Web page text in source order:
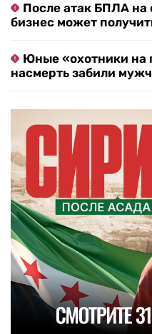
После атак БПЛА на
бизнес может
Юные «охотники на
насмерть забили